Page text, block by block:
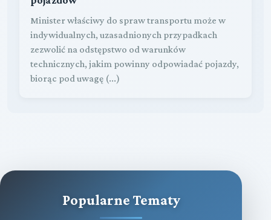
Minister właściwy do spraw transportu może w
indywidualnych, uzasadnionych przypadkach
zezwolić na odstępstwo od warunków
technicznych, jakim powinny odpowiadać pojazdy,
biorąc pod uwagę (...)
Popularne Tematy